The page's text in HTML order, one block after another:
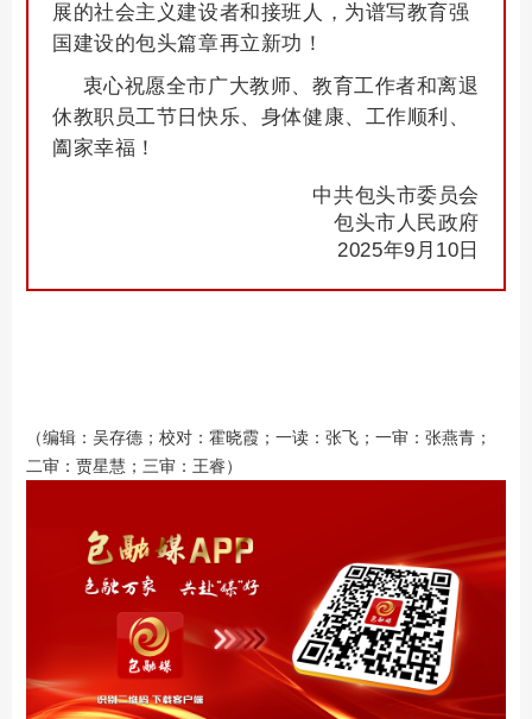
展的社会主义建设者和接班人，为谱写教育强
国建设的包头篇章再立新功！
衷心祝愿全市广大教师、教育工作者和离退
休教职员工节日快乐、身体健康、工作顺利、
阖家幸福！
中共包头市委员会
包头市人民政府
2025年9月10日
（编辑：吴存德；校对：霍晓霞；一读：张飞；一审：张燕青；
二审：贾星慧；三审：王睿）